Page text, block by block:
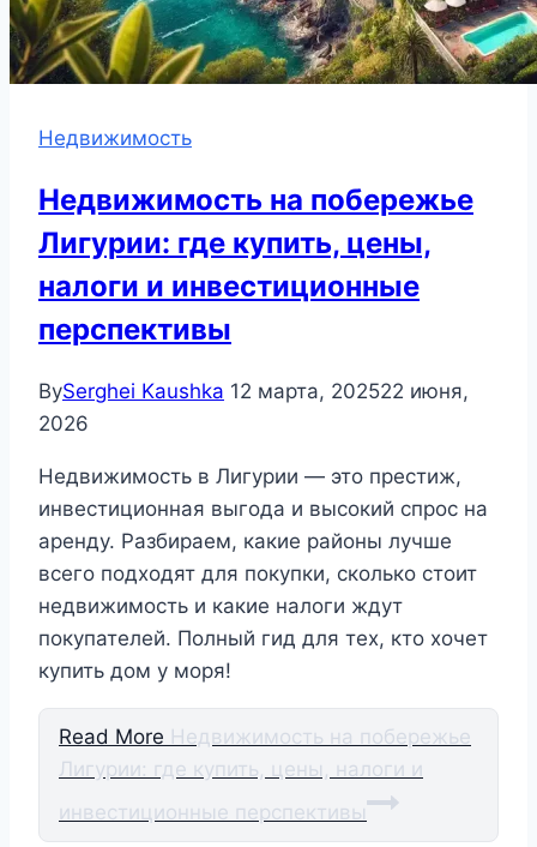
Недвижимость
Недвижимость на побережье
Лигурии: где купить, цены,
налоги и инвестиционные
перспективы
BySerghei Kaushka 12 марта, 202522 июня,
2026
Недвижимость в Лигурии — это престиж,
инвестиционная выгода и высокий спрос на
аренду. Разбираем, какие районы лучше
всего подходят для покупки, сколько стоит
недвижимость и какие налоги ждут
покупателей. Полный гид для тех, кто хочет
купить дом у моря!
Read More Недвижимость на побережье
Лигурии: где купить, цены, налоги и
инвестиционные перспективы